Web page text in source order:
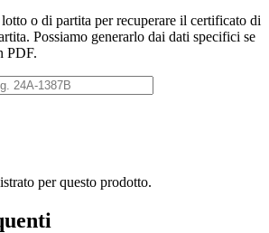
o di partita per recuperare il certificato di
Possiamo generarlo dai dati specifici se
PDF.
per questo prodotto.